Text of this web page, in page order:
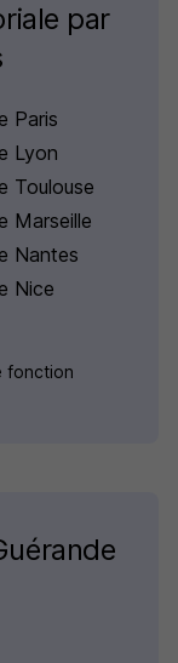
par
Paris
Lyon
Toulouse
Marseille
Nantes
Nice
fonction